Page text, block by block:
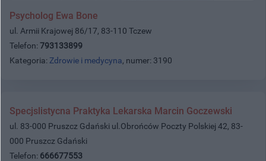
Psycholog Ewa Bone
ul. Armii Krajowej 86/17, 83-110 Tczew
Telefon: 793133899
Kategoria: Zdrowie i medycyna, numer: 3190
Specjslistycna Praktyka Lekarska Marcin Goczewski
ul. 83-000 Pruszcz Gdański ul.Obrońców Poczty Polskiej 42, 83-
000 Pruszcz Gdański
Telefon: 666677553